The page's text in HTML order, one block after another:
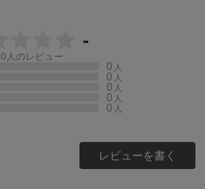
-
0 人のレビュー
0 人
0 人
0 人
0 人
0 人
レビューを書く